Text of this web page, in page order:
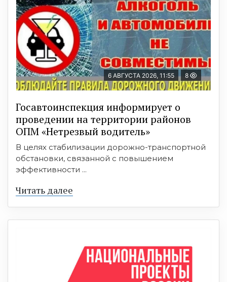
6 АВГУСТА 2026, 11:55 8
Госавтоинспекция информирует о
проведении на территории районов
ОПМ «Нетрезвый водитель»
В целях стабилизации дорожно-транспортной
обстановки, связанной с повышением
эффективности ...
Читать далее